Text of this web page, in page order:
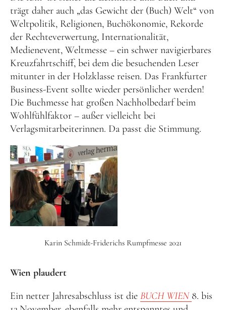
trägt daher auch „das Gewicht der (Buch) Welt“ von
Weltpolitik, Religionen, Buchökonomie, Rekorde
der Rechteverwertung, Internationalität,
Medienevent, Weltmesse – ein schwer navigierbares
Kreuzfahrtschiff, bei dem die besuchenden Leser
mitunter in der Holzklasse reisen. Das Frankfurter
Business-Event sollte wieder persönlicher werden!
Die Buchmesse hat großen Nachholbedarf beim
Wohlfühlfaktor – außer vielleicht bei
Verlagsmitarbeiterinnen. Da passt die Stimmung.
Karin Schmidt-Friderichs Rumpfmesse 2021
Wien plaudert
Ein netter Jahresabschluss ist die BUCH WIEN 8. bis